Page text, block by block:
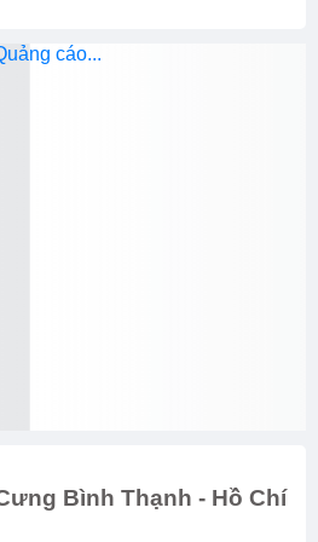
Bình Thạnh - Hồ Chí